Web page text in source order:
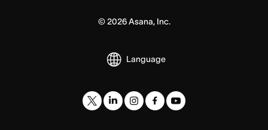
© 2026Asana, Inc.
Language